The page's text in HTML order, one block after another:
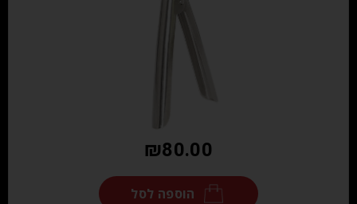
₪80.00
הוספה לסל